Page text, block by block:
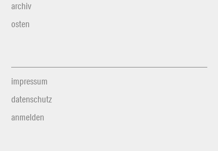
archiv
osten
impressum
datenschutz
anmelden